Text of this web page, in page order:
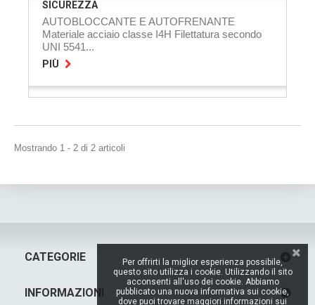
SICUREZZA
AUTOBLOCCANTE E AUTOFRENANTE
Materiale acciaio classe I4H Filettatura secondo
UNI 5541...
PIÙ
Mostrando 1 - 2 di 2 articoli
CATEGORIE
INFORMAZIONI
Per offrirti la miglior esperienza possibile,
questo sito utilizza i cookie. Utilizzando il sito
acconsenti all'uso dei cookie. Abbiamo
pubblicato una nuova informativa sui cookie,
dove puoi trovare maggiori informazioni sui